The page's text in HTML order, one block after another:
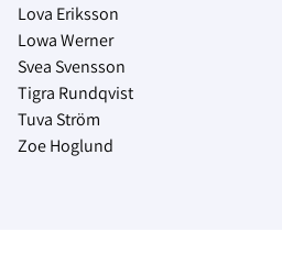
Lova Eriksson
Lowa Werner
Svea Svensson
Tigra Rundqvist
Tuva Ström
Zoe Hoglund